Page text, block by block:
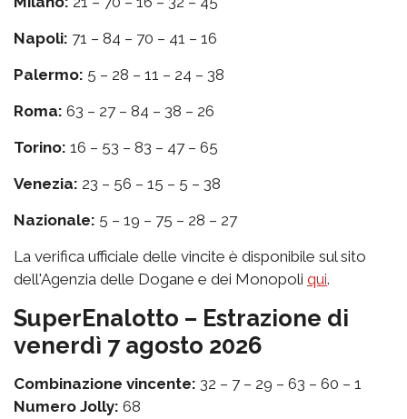
Napoli: 71 – 84 – 70 – 41 – 16
Palermo: 5 – 28 – 11 – 24 – 38
Roma: 63 – 27 – 84 – 38 – 26
Torino: 16 – 53 – 83 – 47 – 65
Venezia: 23 – 56 – 15 – 5 – 38
Nazionale: 5 – 19 – 75 – 28 – 27
La verifica ufficiale delle vincite è disponibile sul sito
dell'Agenzia delle Dogane e dei Monopoli qui.
SuperEnalotto – Estrazione di
venerdì 7 agosto 2026
Combinazione vincente: 32 – 7 – 29 – 63 – 60 – 1
Numero Jolly: 68